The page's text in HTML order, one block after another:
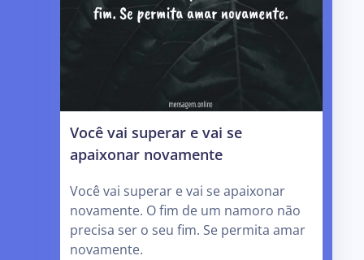
Você vai superar e vai se
apaixonar novamente
Você vai superar e vai se apaixonar
novamente. O fim de um namoro não
precisa ser o seu fim. Se permita amar
novamente.